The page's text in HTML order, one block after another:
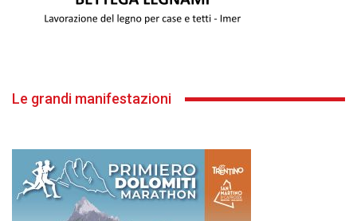
Le grandi manifestazioni